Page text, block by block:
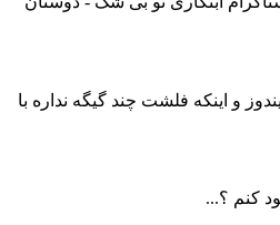
و اینکه فلشت چند گیگه نداره با
کنم ؟...